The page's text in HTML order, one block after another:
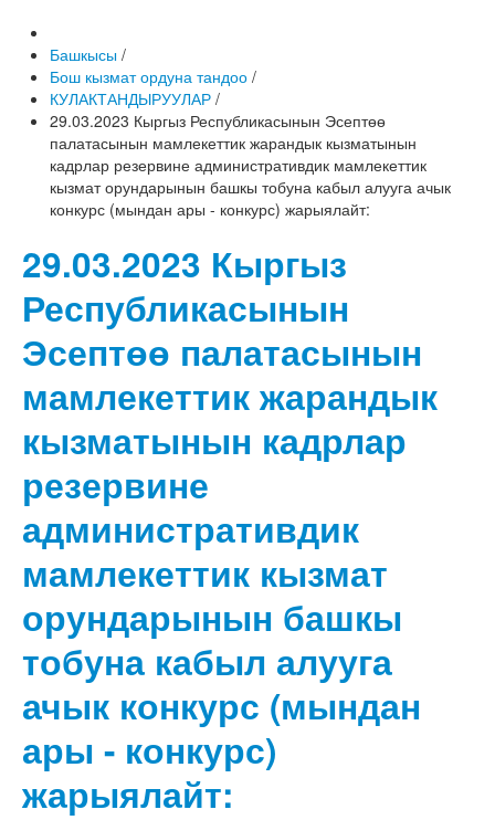
Башкысы /
Бош кызмат ордуна тандоо /
КУЛАКТАНДЫРУУЛАР /
29.03.2023 Кыргыз Республикасынын Эсептөө
палатасынын мамлекеттик жарандык кызматынын
кадрлар резервине административдик мамлекеттик
кызмат орундарынын башкы тобуна кабыл алууга ачык
конкурс (мындан ары - конкурс) жарыялайт:
29.03.2023 Кыргыз
Республикасынын
Эсептөө палатасынын
мамлекеттик жарандык
кызматынын кадрлар
резервине
административдик
мамлекеттик кызмат
орундарынын башкы
тобуна кабыл алууга
ачык конкурс (мындан
ары - конкурс)
жарыялайт: